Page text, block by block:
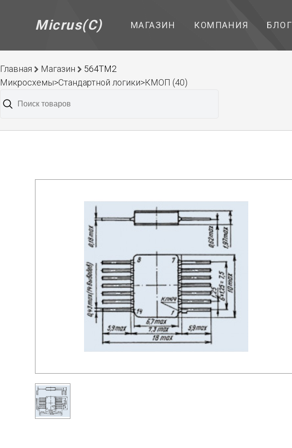
Micrus(C) МАГАЗИН КОМПАНИЯ БЛОГ
Главная Магазин
564ТМ2
Микросхемы>Стандартной логики>КМОП (40)